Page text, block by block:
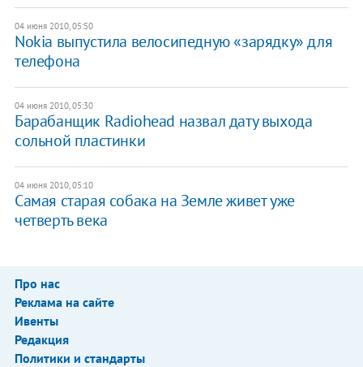
04 июня 2010, 05:50
Nokia выпустила велосипедную «зарядку» для
телефона
04 июня 2010, 05:30
Барабанщик Radiohead назвал дату выхода
сольной пластинки
04 июня 2010, 05:10
Самая старая собака на Земле живет уже
четверть века
Про нас
Реклама на сайте
Ивенты
Редакция
Политики и стандарты